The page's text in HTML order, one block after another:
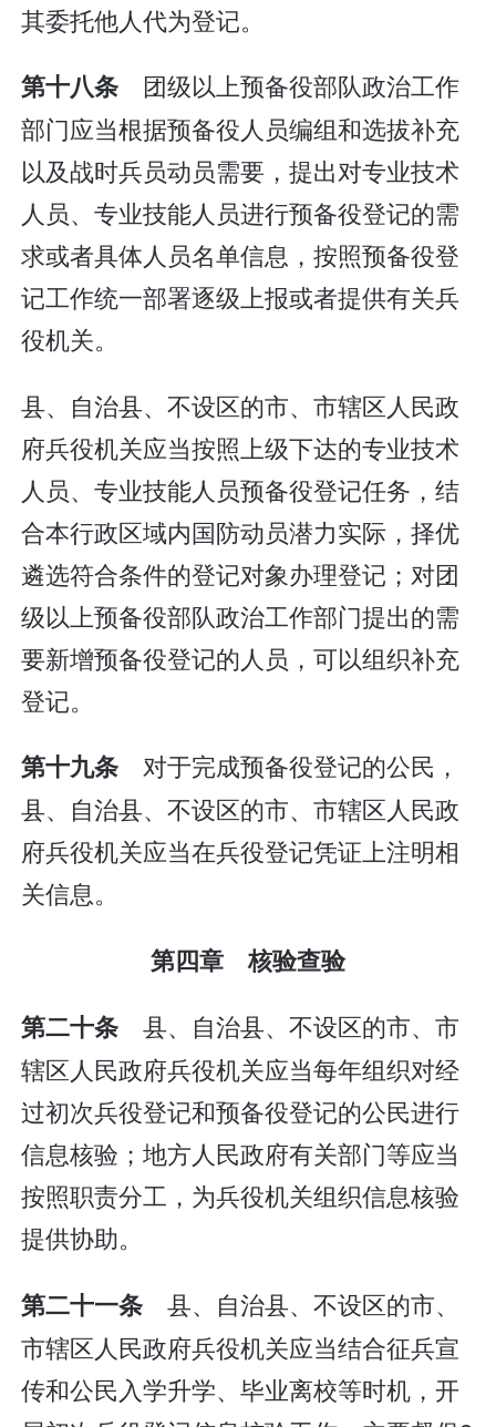
其委托他人代为登记。
第十八条 团级以上预备役部队政治工作
部门应当根据预备役人员编组和选拔补充
以及战时兵员动员需要，提出对专业技术
人员、专业技能人员进行预备役登记的需
求或者具体人员名单信息，按照预备役登
记工作统一部署逐级上报或者提供有关兵
役机关。
县、自治县、不设区的市、市辖区人民政
府兵役机关应当按照上级下达的专业技术
人员、专业技能人员预备役登记任务，结
合本行政区域内国防动员潜力实际，择优
遴选符合条件的登记对象办理登记；对团
级以上预备役部队政治工作部门提出的需
要新增预备役登记的人员，可以组织补充
登记。
第十九条对于完成预备役登记的公民，
县、自治县、不设区的市、市辖区人民政
府兵役机关应当在兵役登记凭证上注明相
关信息。
第四章 核验查验
第二十条 县、自治县、不设区的市、市
辖区人民政府兵役机关应当每年组织对经
过初次兵役登记和预备役登记的公民进行
信息核验；地方人民政府有关部门等应当
按照职责分工，为兵役机关组织信息核验
提供协助。
第二十一条 县、自治县、不设区的市、
市辖区人民政府兵役机关应当结合征兵宣
传和公民入学升学、毕业离校等时机，开